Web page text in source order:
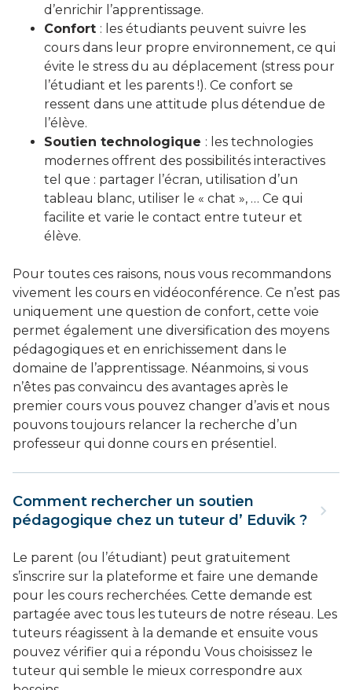
d’enrichir l’apprentissage.
Confort : les étudiants peuvent suivre les
cours dans leur propre environnement, ce qui
évite le stress du au déplacement (stress pour
l’étudiant et les parents !). Ce confort se
ressent dans une attitude plus détendue de
l’élève.
Soutien technologique : les technologies
modernes offrent des possibilités interactives
tel que : partager l’écran, utilisation d’un
tableau blanc, utiliser le « chat », … Ce qui
facilite et varie le contact entre tuteur et
élève.
Pour toutes ces raisons, nous vous recommandons
vivement les cours en vidéoconférence. Ce n’est pas
uniquement une question de confort, cette voie
permet également une diversification des moyens
pédagogiques et en enrichissement dans le
domaine de l’apprentissage. Néanmoins, si vous
n’êtes pas convaincu des avantages après le
premier cours vous pouvez changer d’avis et nous
pouvons toujours relancer la recherche d’un
professeur qui donne cours en présentiel.
Comment rechercher un soutien
pédagogique chez un tuteur d’ Eduvik ?
Le parent (ou l’étudiant) peut gratuitement
s’inscrire sur la plateforme et faire une demande
pour les cours recherchées. Cette demande est
partagée avec tous les tuteurs de notre réseau. Les
tuteurs réagissent à la demande et ensuite vous
pouvez vérifier qui a répondu Vous choisissez le
tuteur qui semble le mieux correspondre aux